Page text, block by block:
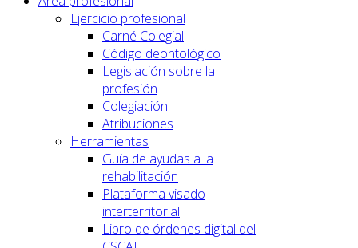
Ejercicio profesional
Carné Colegial
Código deontológico
Legislación sobre la
profesión
Colegiación
Atribuciones
Herramientas
Guía de ayudas a la
rehabilitación
Plataforma visado
interterritorial
Libro de órdenes digital del